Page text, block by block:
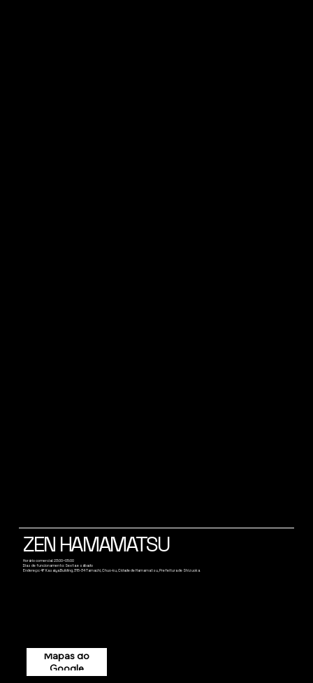
Mapas do
Google
ZEN HAMAMATSU
Horário comercial: 23:00~05:00
Dias de funcionamento: Sexta e sábado
Endereço: 4F Kasaiya Building, 315-34 Tamachi, Chuo-ku, Cidade de Hamamatsu, Prefeitura de Shizuoka